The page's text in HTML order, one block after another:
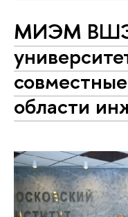
МИЭМ ВШЭ
области